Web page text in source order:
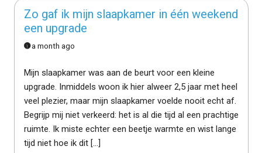
Zo gaf ik mijn slaapkamer in één weekend
een upgrade
a month ago
Mijn slaapkamer was aan de beurt voor een kleine
upgrade. Inmiddels woon ik hier alweer 2,5 jaar met heel
veel plezier, maar mijn slaapkamer voelde nooit echt af.
Begrijp mij niet verkeerd: het is al die tijd al een prachtige
ruimte. Ik miste echter een beetje warmte en wist lange
tijd niet hoe ik dit […]